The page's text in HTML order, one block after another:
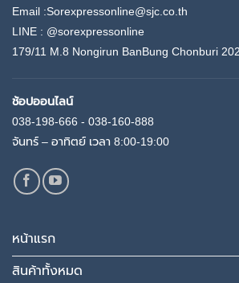
Email :Sorexpressonline@sjc.co.th
LINE : @sorexpressonline
179/11 M.8 Nongirun BanBung Chonburi
ช้อปออนไลน์
038-198-666 - 038-160-888
จันทร์ – อาทิตย์ เวลา 8:00-19:00
หน้าแรก
สินค้าทั้งหมด